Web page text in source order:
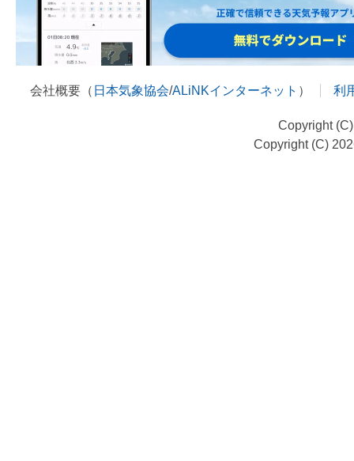
会社概要（ 日本気象協会/ALiNKインターネット ） 利
Copyright
Copyright (C)